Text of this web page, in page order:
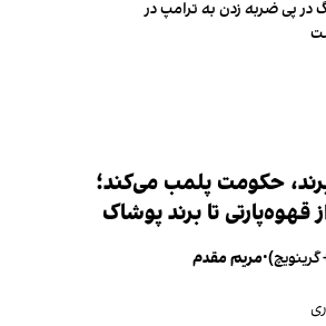
در پی ضربه زدن به ترامپ در
حکومت پلمب می‌کند؛
تا برند پوشاک
•مریم مقدم